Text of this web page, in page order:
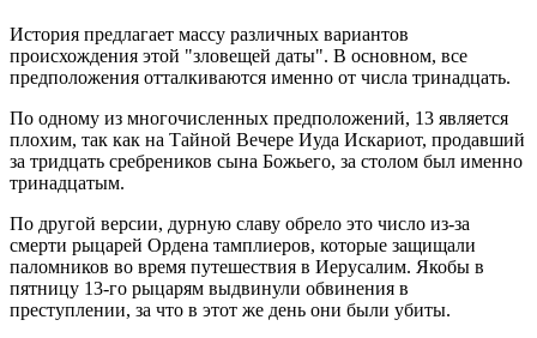
История предлагает массу различных вариантов
происхождения этой "зловещей даты". В основном, все
предположения отталкиваются именно от числа тринадцать.
По одному из многочисленных предположений, 13 является
плохим, так как на Тайной Вечере Иуда Искариот, продавший
за тридцать сребреников сына Божьего, за столом был именно
тринадцатым.
По другой версии, дурную славу обрело это число из-за
смерти рыцарей Ордена тамплиеров, которые защищали
паломников во время путешествия в Иерусалим. Якобы в
пятницу 13-го рыцарям выдвинули обвинения в
преступлении, за что в этот же день они были убиты.